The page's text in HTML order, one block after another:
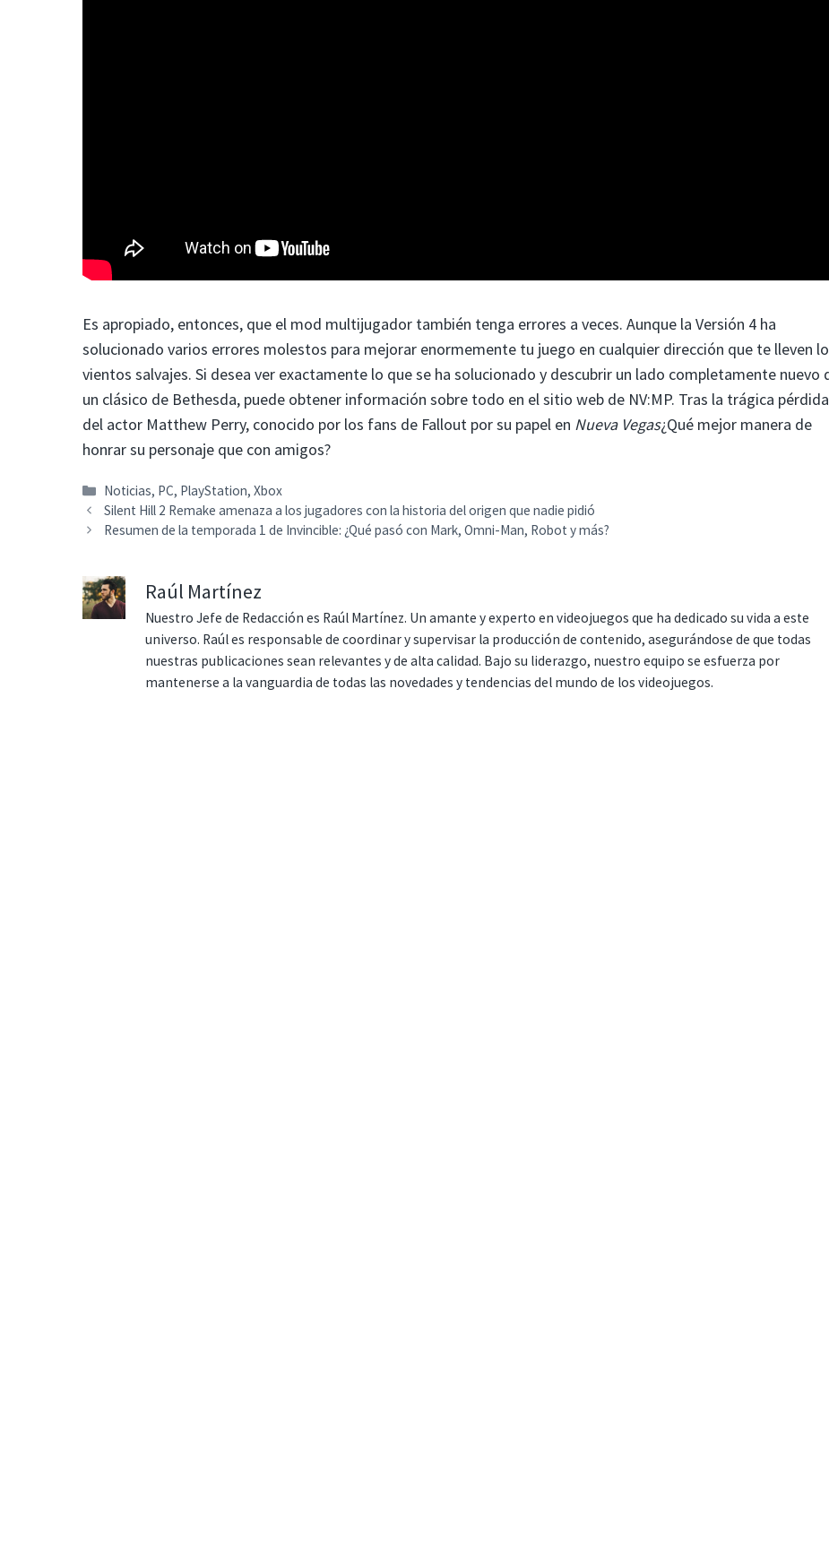
Es apropiado, entonces, que el mod multijugador también tenga errores a veces. Aunque la Versión 4 ha
solucionado varios errores molestos para mejorar enormemente tu juego en cualquier dirección que te lleven
vientos salvajes. Si desea ver exactamente lo que se ha solucionado y descubrir un lado completamente nuevo
un clásico de Bethesda, puede obtener información sobre todo en el sitio web de NV:MP. Tras la trágica pérdida
del actor Matthew Perry, conocido por los fans de Fallout por su papel en Nueva Vegas¿Qué mejor manera de
honrar su personaje que con amigos?
Categorías
Noticias, PC, PlayStation,Xbox
Silent Hill 2 Remake amenaza a los jugadores con la historia del origen que nadie pidió
Resumen de la temporada 1 de Invincible: ¿Qué pasó con Mark, Omni-Man, Robot y más?
Raúl Martínez
Nuestro Jefe de Redacción es Raúl Martínez. Un amante y experto en videojuegos que ha dedicado su vida a este
universo. Raúl es responsable de coordinar y supervisar la producción de contenido, asegurándose de que todas
nuestras publicaciones sean relevantes y de alta calidad. Bajo su liderazgo, nuestro equipo se esfuerza por
mantenerse a la vanguardia de todas las novedades y tendencias del mundo de los videojuegos.